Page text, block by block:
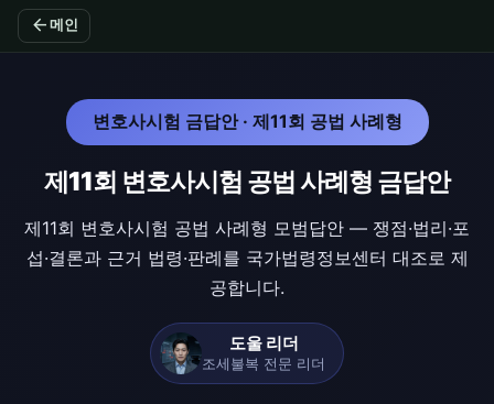
arrow_back 메인
변호사시험 금답안 · 제11회 공법 사례형
제11회 변호사시험 공법 사례형 금답안
제11회 변호사시험 공법 사례형 모범답안 — 쟁점·법리·포
섭·결론과 근거 법령·판례를 국가법령정보센터 대조로 제
공합니다.
도울 리더
조세불복 전문 리더